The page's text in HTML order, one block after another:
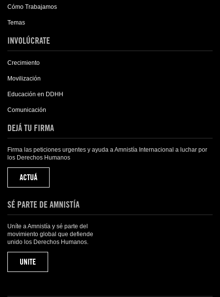
Cómo Trabajamos
Temas
INVOLÚCRATE
Crecimiento
Movilización
Educación en DDHH
Comunicación
DEJÁ TU FIRMA
Firma las peticiones urgentes y ayuda a Amnistía Internacional a luchar por
los Derechos Humanos
ACTUÁ
SÉ PARTE DE AMNISTÍA
Uníte a Amnistía y sé parte del
movimiento global que defiende
unido los Derechos Humanos.
UNITE